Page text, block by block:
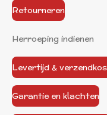
Retourneren
Herroeping indienen
Levertijd &
Garantie en klachten